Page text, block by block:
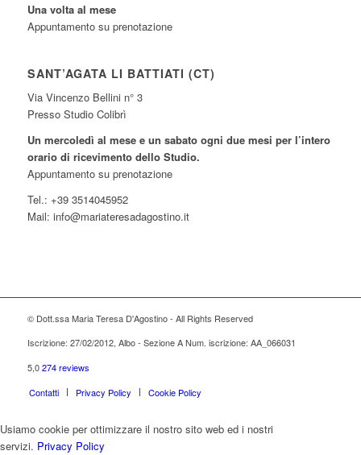
Una volta al mese
Appuntamento su prenotazione
SANT’AGATA LI BATTIATI (CT)
Via Vincenzo Bellini n° 3
Presso Studio Colibrì
Un mercoledì al mese e un sabato ogni due mesi per l’intero
orario di ricevimento dello Studio.
Appuntamento su prenotazione
Tel.: +39 3514045952
Mail: info@mariateresadagostino.it
© Dott.ssa Maria Teresa D'Agostino - All Rights Reserved
Iscrizione: 27/02/2012, Albo - Sezione A Num. iscrizione: AA_066031
5,0 274 reviews
Contatti
Privacy Policy Cookie Policy
Usiamo cookie per ottimizzare il nostro sito web ed i nostri
servizi. Privacy Policy